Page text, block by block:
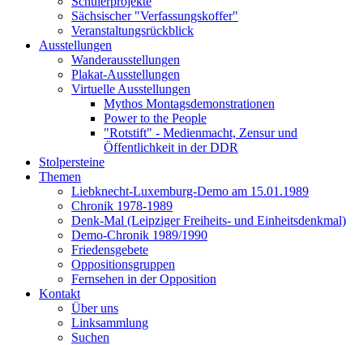
Sächsischer "Verfassungskoffer"
Veranstaltungsrückblick
Ausstellungen
Wanderausstellungen
Plakat-Ausstellungen
Virtuelle Ausstellungen
Mythos Montagsdemonstrationen
Power to the People
"Rotstift" - Medienmacht, Zensur und
Öffentlichkeit in der DDR
Stolpersteine
Themen
Liebknecht-Luxemburg-Demo am 15.01.1989
Chronik 1978-1989
Denk-Mal (Leipziger Freiheits- und Einheitsdenkmal)
Demo-Chronik 1989/1990
Friedensgebete
Oppositionsgruppen
Fernsehen in der Opposition
Kontakt
Über uns
Linksammlung
Suchen